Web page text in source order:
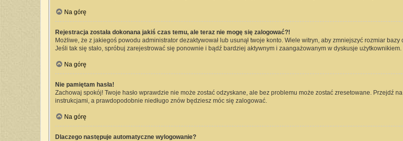
Na górę
Rejestracja została dokonana jakiś czas temu, ale teraz nie mogę się zalogować?!
Możliwe, że z jakiegoś powodu administrator dezaktywował lub usunął twoje konto. Wiele witryn, aby zmniejszyć rozmiar
Jeśli tak się stało, spróbuj zarejestrować się ponownie i bądź bardziej aktywnym i zaangażowanym w dyskusje użytkownikiem.
Na górę
Nie pamiętam hasła!
Zachowaj spokój! Twoje hasło wprawdzie nie może zostać odzyskane, ale bez problemu może zostać zresetowane. Przejdź
instrukcjami, a prawdopodobnie niedługo znów będziesz móc się zalogować.
Na górę
Dlaczego następuje automatyczne wylogowanie?